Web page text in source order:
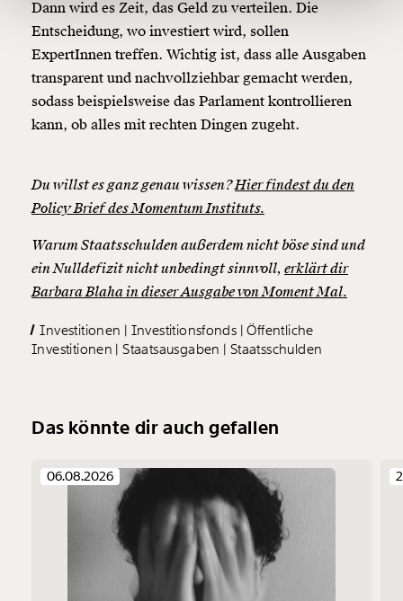
Ich möchte meine Spende verschenken.
Du erhältst eine E-Mail mit deiner
Geschenkurkunde im PDF-Format, welche Du
ausdrucken oder weiterleiten und verschenken
kannst.
Weiter
Dann wird es Zeit, das Geld zu verteilen. Die
Entscheidung, wo investiert wird, sollen
ExpertInnen treffen. Wichtig ist, dass alle Ausgaben
transparent und nachvollziehbar gemacht werden,
sodass beispielsweise das Parlament kontrollieren
kann, ob alles mit rechten Dingen zugeht.
Du willst es ganz genau wissen?Hier findest du den
Policy Brief des Momentum Instituts.
Warum Staatsschulden außerdem nicht böse sind und
ein Nulldefizit nicht unbedingt sinnvoll, erklärt dir
Barbara Blaha in dieser Ausgabe von Moment Mal.
Investitionen Investitionsfonds Öffentliche
Investitionen
Staatsausgaben Staatsschulden
Das könnte dir auch gefallen
06.08.2026